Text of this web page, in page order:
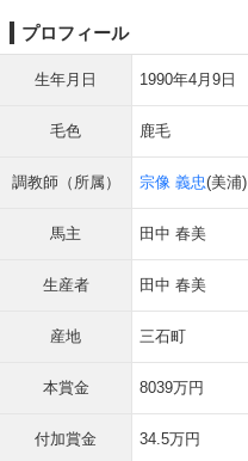
プロフィール
生年月日 1990年4月9日
毛色 鹿毛
調教師（所属） 宗像 義忠(美浦)
馬主 田中 春美
生産者 田中 春美
産地 三石町
本賞金 8039万円
付加賞金 34.5万円